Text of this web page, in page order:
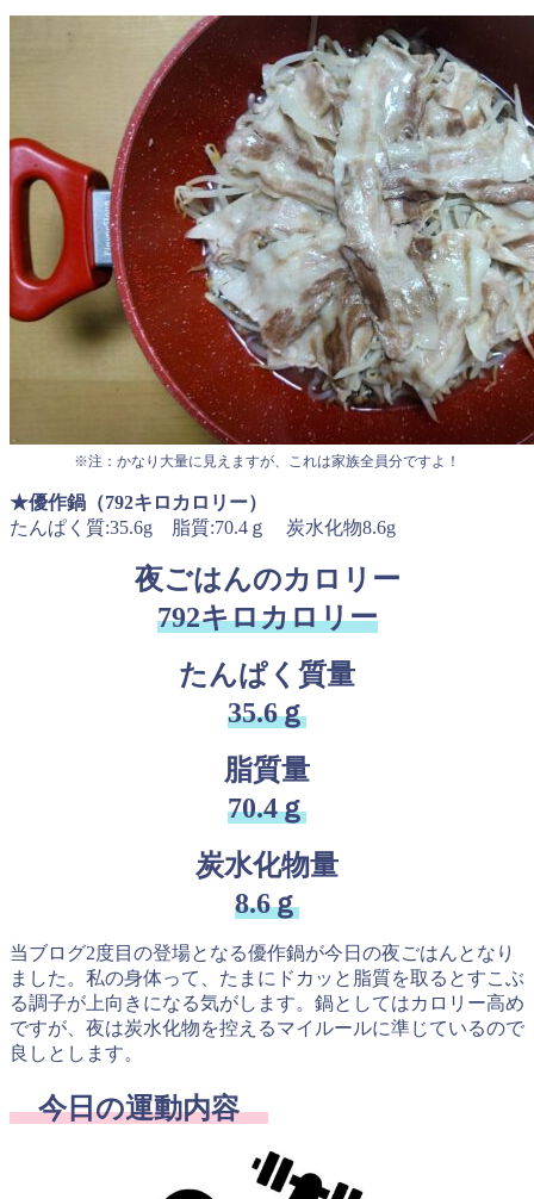
※注：かなり大量に見えますが、これは家族全員分ですよ！
★優作鍋（792キロカロリー）
たんぱく質:35.6g 脂質:70.4ｇ 炭水化物8.6g
夜ごはんのカロリー
792キロカロリー
たんぱく質量
35.6ｇ
脂質量
70.4ｇ
炭水化物量
8.6ｇ
当ブログ2度目の登場となる優作鍋が今日の夜ごはんとなり
ました。私の身体って、たまにドカッと脂質を取るとすこぶ
る調子が上向きになる気がします。鍋としてはカロリー高め
ですが、夜は炭水化物を控えるマイルールに準じているので
良しとします。
今日の運動内容